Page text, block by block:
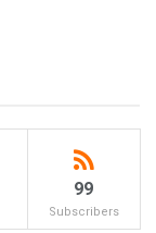
99
Subscribers